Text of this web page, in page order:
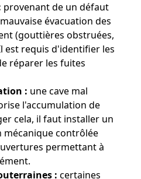
provenant de un défaut
évacuation des
(gouttières obstruées,
est requis d'identifier les
réparer les fuites
: une cave mal
l'accumulation de
cela, il faut installer un
mécanique contrôlée
permettant à
: certaines